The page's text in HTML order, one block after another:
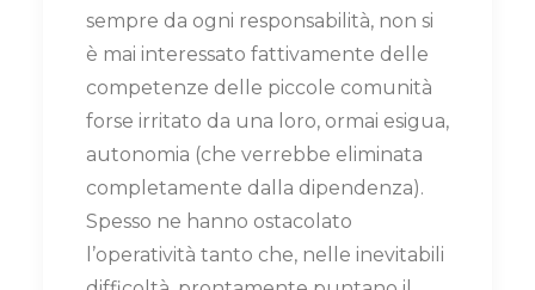
sempre da ogni responsabilità, non si
è mai interessato fattivamente delle
competenze delle piccole comunità
forse irritato da una loro, ormai esigua,
autonomia (che verrebbe eliminata
completamente dalla dipendenza).
Spesso ne hanno ostacolato
l’operatività tanto che, nelle inevitabili